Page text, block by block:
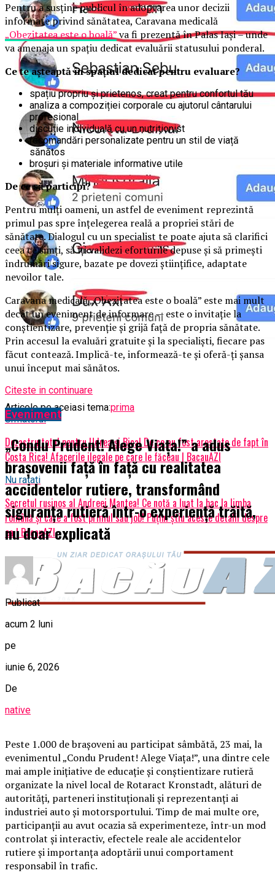
Articole pe aceiasi tema:prima
Urmatorul
Dezastru total pentru Udrea și Bica! De ce au fost arestate de fapt în
Costa Rica! Afacerile ilegale pe care le făceau | BacauAZI
Nu ratati
Secretul rușinos al Andreei Mantea! Ce notă a luat la bac la limba
română și care a fost primul său job! Puțini știu aceste detalii despre
ea | BacauAZI
Pentru a susține publicul în adoptarea unor decizii
informate privind sănătatea, Caravana medicală
„Obezitatea este o boală”va fi prezentă în Palas Iași – unde
va amenaja un spațiu dedicat evaluării statusului ponderal.
Ce te așteaptă în spațiul dedicat pentru evaluare?
spațiu propriu și prietenos, creat pentru confortul tău
analiza a compoziției corporale cu ajutorul cântarului
profesional
discuție individuală cu un nutriționist
recomandări personalizate pentru un stil de viață
sănătos
broșuri și materiale informative utile
De ce să participi?
Pentru mulți oameni, un astfel de eveniment reprezintă
primul pas spre înțelegerea reală a propriei stări de
sănătate. Dialogul cu un specialist te poate ajuta să clarifici
ceea ce simți, să îți validezi eforturile depuse și să primești
îndrumări sigure, bazate pe dovezi științifice, adaptate
nevoilor tale.
Caravana medicală „Obezitatea este o boală” este mai mult
decât un eveniment de informare — este o invitație la
conștientizare, prevenție și grijă față de propria sănătate.
Prin accesul la evaluări gratuite și la specialiști, fiecare pas
făcut contează. Implică-te, informează-te și oferă-ți șansa
unui început mai sănătos.
Citeste in continuare
Eveniment
„Condu Prudent! Alege Viața!” a adus
brașovenii față în față cu realitatea
accidentelor rutiere, transformând
siguranța rutieră într-o experiență trăită,
nu doar explicată
Publicat
acum 2 luni
pe
iunie 6, 2026
De
native
Peste 1.000 de brașoveni au participat sâmbătă, 23 mai, la
evenimentul „Condu Prudent! Alege Viața!”, una dintre cele
mai ample inițiative de educație și conștientizare rutieră
organizate la nivel local de Rotaract Kronstadt, alături de
autorități, parteneri instituționali și reprezentanți ai
industriei auto și motorsportului. Timp de mai multe ore,
participanții au avut ocazia să experimenteze, într-un mod
controlat și interactiv, efectele reale ale accidentelor
rutiere și importanța adoptării unui comportament
responsabil în trafic.